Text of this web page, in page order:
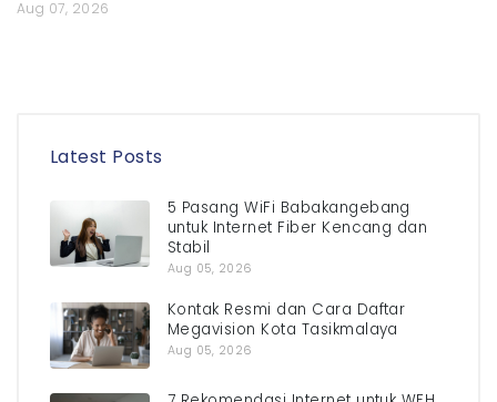
Aug 07, 2026
Latest Posts
5 Pasang WiFi Babakangebang
untuk Internet Fiber Kencang dan
Stabil
Aug 05, 2026
Kontak Resmi dan Cara Daftar
Megavision Kota Tasikmalaya
Aug 05, 2026